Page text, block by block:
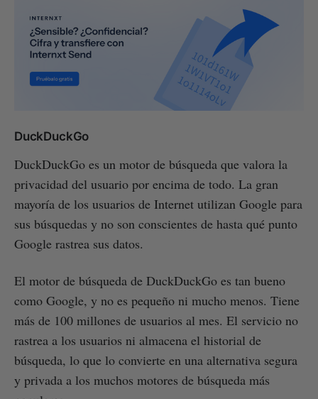
DuckDuckGo
DuckDuckGo es un motor de búsqueda que valora la
privacidad del usuario por encima de todo. La gran
mayoría de los usuarios de Internet utilizan Google para
sus búsquedas y no son conscientes de hasta qué punto
Google rastrea sus datos.
El motor de búsqueda de DuckDuckGo es tan bueno
como Google, y no es pequeño ni mucho menos. Tiene
más de 100 millones de usuarios al mes. El servicio no
rastrea a los usuarios ni almacena el historial de
búsqueda, lo que lo convierte en una alternativa segura
y privada a los muchos motores de búsqueda más